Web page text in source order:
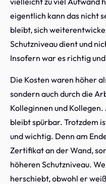
eigentlich kann das nicht
bleibt, sich
Schutzniveau dient und
Insofern war es richtig
Die Kosten waren höher
sondern auch durch die
Kolleginnen und
bleibt spürbar. Trotzdem
und wichtig. Denn am
Zertifikat an der Wand,
höheren Schutzniveau.
herschiebt, obwohl er